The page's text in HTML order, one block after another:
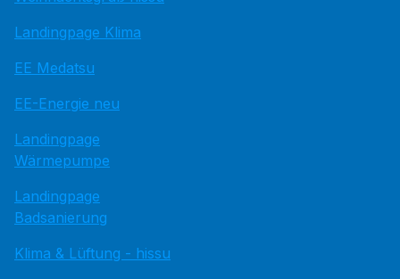
Landingpage Klima
EE Medatsu
EE-Energie neu
Landingpage
Wärmepumpe
Landingpage
Badsanierung
Klima & Lüftung - hissu